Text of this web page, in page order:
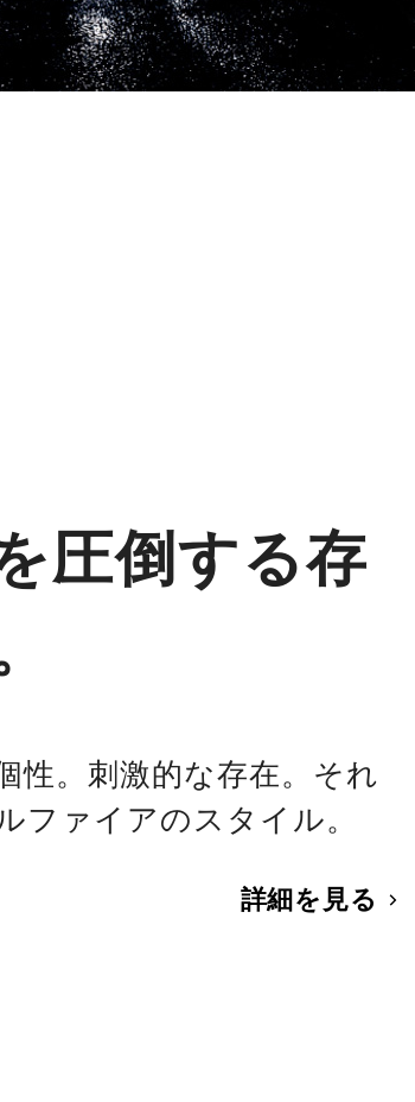
圧倒する存
性。刺激的な存在。それ
ファイアのスタイル。
詳細を見る